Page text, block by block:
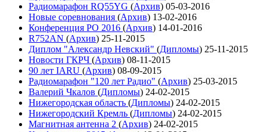
Радиомарафон RQ55YG (Архив) 05-03-2016
Новые соревнования (Архив) 13-02-2016
Конференция РО 2016 (Архив) 14-01-2016
R752AN (Архив) 25-11-2015
Диплом "Александр Невский" (Дипломы) 25-11-2015
Новости ГКРЧ (Архив) 08-11-2015
90 лет IARU (Архив) 08-09-2015
Радиомарафон "120 лет Радио" (Архив) 25-03-2015
Валерий Чкалов (Дипломы) 24-02-2015
Нижегородская область (Дипломы) 24-02-2015
Нижегородский Кремль (Дипломы) 24-02-2015
Магнитная антенна 2 (Архив) 24-02-2015